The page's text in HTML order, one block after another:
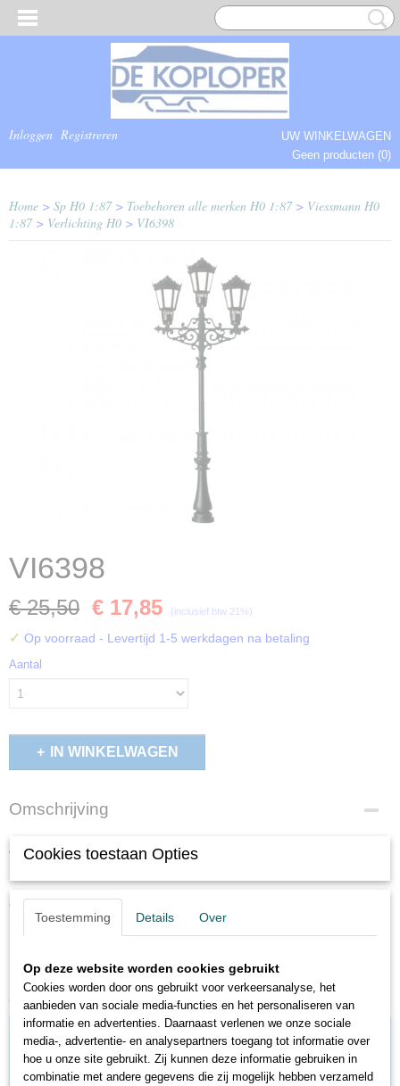
Inloggen Registreren
UW WINKELWAGEN
Geen producten (0)
Home > Sp H0 1:87> Toebehoren alle merken H0 1:87> Viessmann H0
1:87> Verlichting H0 > VI6398
VI6398
€ 25,50 € 17,85 (inclusief btw 21%)
✓ Op voorraad - Levertijd 1-5 werkdagen na betaling
Aantal
IN WINKELWAGEN
Omschrijving
Viessmann 6398 - H0 gaslantaarn drielamps
gloeilampjes
Ook interessant
Cookies toestaan Opties
Toestemming Details Over
Op deze website worden cookies gebruikt
Cookies worden door ons gebruikt voor verkeersanalyse, het
aanbieden van sociale media-functies en het personaliseren van
informatie en advertenties. Daarnaast verlenen we onze sociale
media-, advertentie- en analysepartners toegang tot informatie over
hoe u onze site gebruikt. Zij kunnen deze informatie gebruiken in
combinatie met andere gegevens die zij mogelijk hebben verzameld